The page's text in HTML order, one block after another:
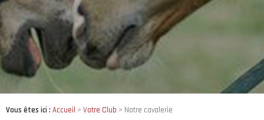
Vous êtes ici : Accueil > Votre Club > Notre cavalerie